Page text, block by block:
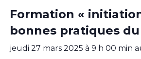
Formation «
bonnes pratiques
jeudi 27 mars 2025 à 9 h 00 min